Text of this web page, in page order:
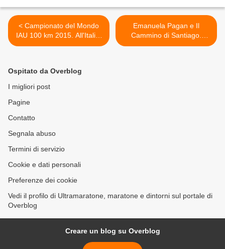
< Campionato del Mondo
IAU 100 km 2015. All'Italia,
con il Bronzo di Calcaterra,
europeo
Emanuela Pagan e Il
Cammino di Santiago.
Un'intervista con Emanuela
Ospitato da Overblog
I migliori post
Pagine
Contatto
Segnala abuso
Termini di servizio
Cookie e dati personali
Preferenze dei cookie
Vedi il profilo di Ultramaratone, maratone e dintorni sul portale di
Overblog
Creare un blog su Overblog